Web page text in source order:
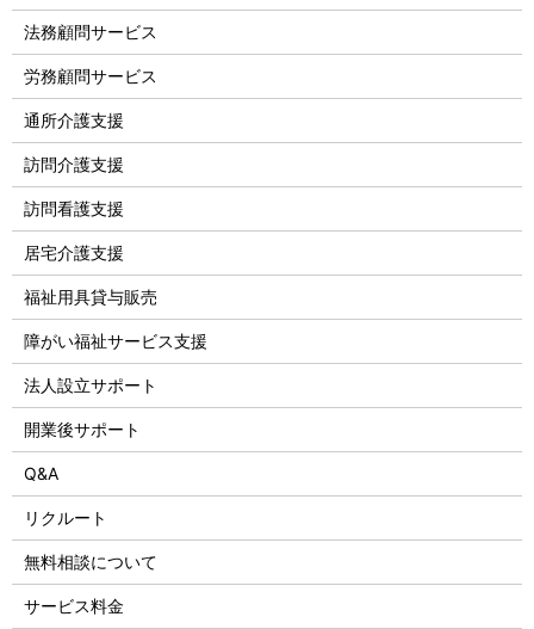
法務顧問サービス
労務顧問サービス
通所介護支援
訪問介護支援
訪問看護支援
居宅介護支援
福祉用具貸与販売
障がい福祉サービス支援
法人設立サポート
開業後サポート
Q&A
リクルート
無料相談について
サービス料金